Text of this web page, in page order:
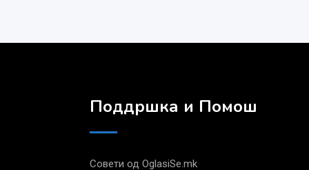
Поддршка и Помош
Совети од OglasiSe.mk